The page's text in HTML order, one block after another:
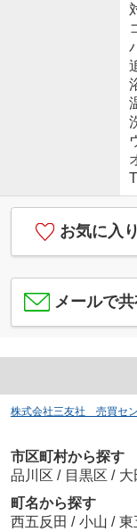
お気に入
メールで
株式会社三友社 売買セ
市区町村から探す
品川区 / 目黒区 / 大
町名から探す
西五反田 / 小山 / 東